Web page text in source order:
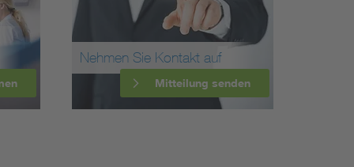
Nehmen Sie Kontakt auf
Mitteilung senden